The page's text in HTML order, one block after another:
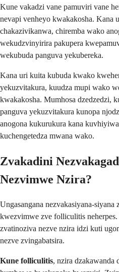
Kune vakadzi vane pamuviri vane
nevapi venheyo kwakakosha. Kana
chakazivikanwa, chiremba wako
wekudzvinyirira pakupera
wekubuda panguva yekubereka.
Kana uri kuita kubuda kwako
yekuzvitakura, kuudza mupi wako
kwakakosha. Mumhosa dzedzedzi,
panguva yekuzvitakura kunopa
anogona kukurukura kana
kuchengetedza mwana wako.
Zvakadini
Nezvimwe Nzira?
Ungasangana nezvakasiyana-
kwezvimwe zve folliculitis
zvatinoziva nezve nzira idzi kuti
nezve zvingabatsira.
Kune folliculitis, nzira dzakawanda